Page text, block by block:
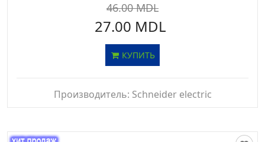
46.00 MDL
27.00 MDL
КУПИТЬ
Производитель: Schneider electric